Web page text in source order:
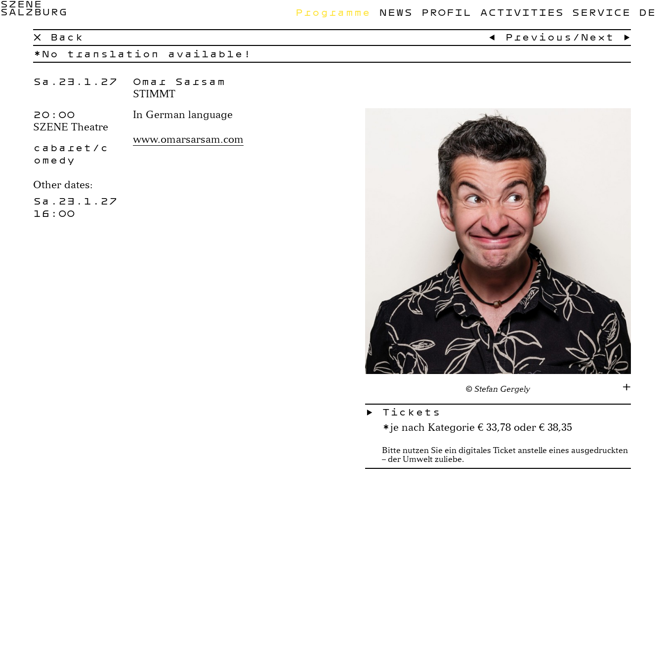
SZENE
SALZBURG Programme NEWS PROFIL ACTIVITIES SERVICE
DE
× Back
← Previous / Next →
No translation available!
Sa.23.1.27
Omar Sarsam
STIMMT
20:00
SZENE Theatre
cabaret/c
omedy
Other dates:
Sa.23.1.27
16:00
© Stefan Gergely
Tickets
je nach Kategorie € 33,78 oder € 38,35
Bitte nutzen Sie ein digitales Ticket anstelle eines ausgedruckten
– der Umwelt zuliebe.
In German language
www.omarsarsam.com